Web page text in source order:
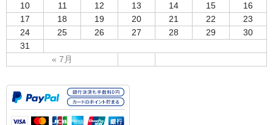
« 7月
10
11 12 13 14 15
16
17
18 19 20 21 22
23
24
25 26 27 28 29
30
31